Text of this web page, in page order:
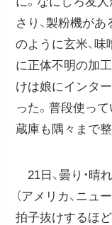
さり、製粉機が
のように玄米、
に正体不明の加
けは娘にインタ
った。普段使っ
蔵庫も隅々まで整
21日、曇り・晴
（アメリカ、ニュ
拍子抜けするほ